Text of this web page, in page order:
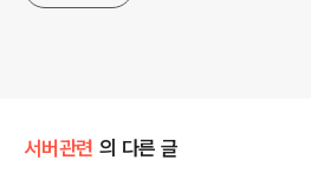
서버관련 의 다른 글